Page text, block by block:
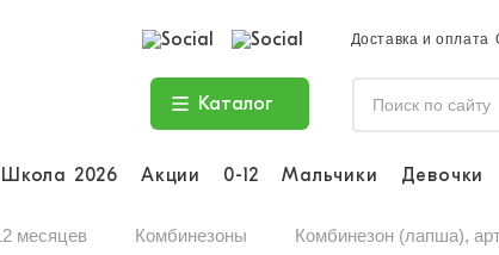
Доставка и оплата
Каталог
Школа 2026 Акции 0-12 Мальчики Девочки
месяцев Комбинезоны Комбинезон (лапша),